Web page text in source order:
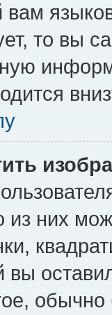
то вы
них
вы